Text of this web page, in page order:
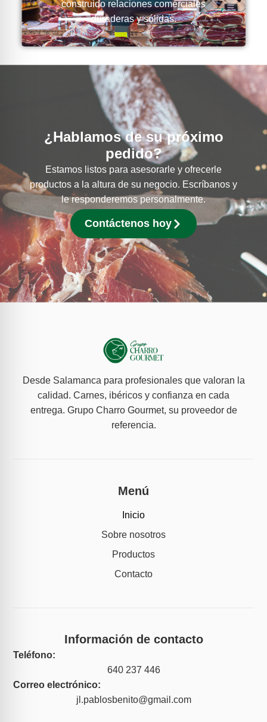
construido relaciones comerciales
duraderas y sólidas.
¿Hablamos de su próximo
pedido?
Estamos listos para asesorarle y ofrecerle
productos a la altura de su negocio. Escríbanos y
le responderemos personalmente.
Contáctenos hoy
Desde Salamanca para profesionales que valoran la
calidad. Carnes, ibéricos y confianza en cada
entrega. Grupo Charro Gourmet, su proveedor de
referencia.
Menú
Inicio
Sobre nosotros
Productos
Contacto
Información de contacto
Teléfono:
640 237 446
Correo electrónico:
jl.pablosbenito@gmail.com